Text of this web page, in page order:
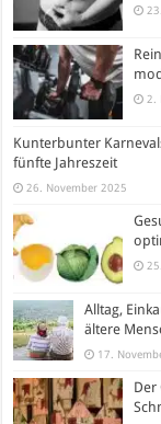
2.
Kunterbunter
fünfte Jahreszeit
26. November 2025
Alltag,
ältere
17.
Der